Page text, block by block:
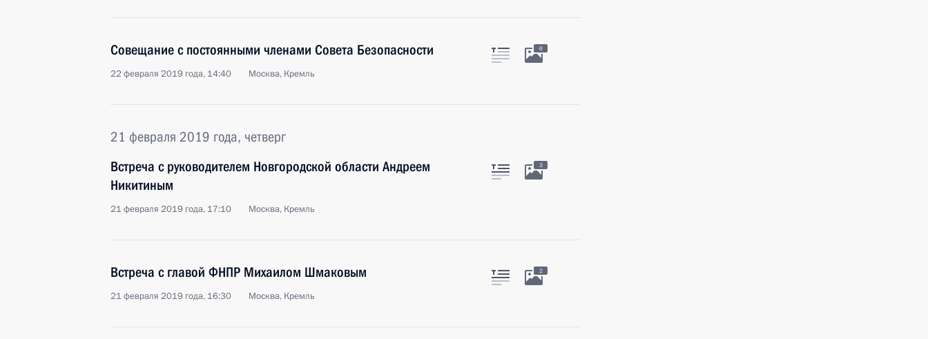
Совещание с постоянными членами Совета Безопасности
22 февраля 2019 года, 14:40 Москва, Кремль
6
21 февраля 2019 года, четверг
Встреча с руководителем Новгородской области Андреем
Никитиным
21 февраля 2019 года, 17:10 Москва, Кремль
3
Встреча с главой ФНПР Михаилом Шмаковым
21 февраля 2019 года, 16:30 Москва, Кремль
2